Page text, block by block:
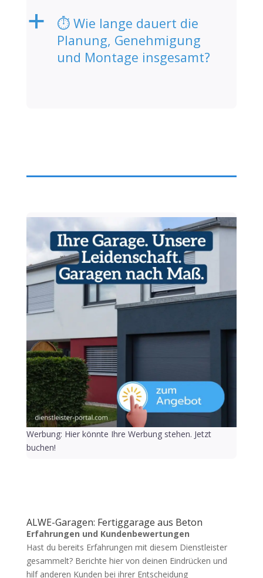
a
⏱️ Wie lange dauert die
Planung, Genehmigung
und Montage insgesamt?
Werbung: Hier könnte Ihre Werbung stehen. Jetzt
buchen!
ALWE-Garagen: Fertiggarage aus Beton
Erfahrungen und Kundenbewertungen
Hast du bereits Erfahrungen mit diesem Dienstleister
gesammelt? Berichte hier von deinen Eindrücken und
hilf anderen Kunden bei ihrer Entscheidung